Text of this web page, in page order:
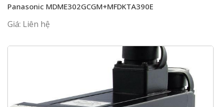
Panasonic MDME302GCGM+MFDKTA390E
Giá: Liên hệ